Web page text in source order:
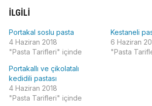
İLGILI
Portakal soslu pasta
4 Haziran 2018
"Pasta Tarifleri" içinde
Kestaneli
6 Haziran
"Pasta
Portakallı ve çikolatalı
kedidili pastası
4 Haziran 2018
"Pasta Tarifleri" içinde